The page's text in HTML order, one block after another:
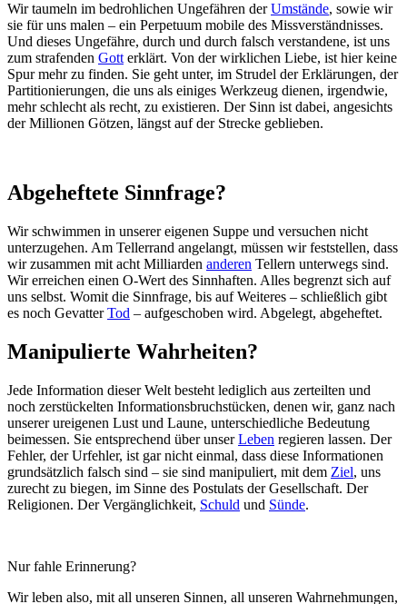
Wir taumeln im bedrohlichen Ungefähren derUmstände, sowie wir
sie für uns malen – ein Perpetuum mobile des Missverständnisses.
Und dieses Ungefähre, durch und durch falsch verstandene, ist uns
zum strafenden Gott erklärt. Von der wirklichen Liebe, ist hier keine
Spur mehr zu finden. Sie geht unter, im Strudel der Erklärungen, der
Partitionierungen, die uns als einiges Werkzeug dienen, irgendwie,
mehr schlecht als recht, zu existieren. Der Sinn ist dabei, angesichts
der Millionen Götzen, längst auf der Strecke geblieben.
Abgeheftete Sinnfrage?
Wir schwimmen in unserer eigenen Suppe und versuchen nicht
unterzugehen. Am Tellerrand angelangt, müssen wir feststellen, dass
wir zusammen mit acht Milliarden anderen Tellern unterwegs sind.
Wir erreichen einen O-Wert des Sinnhaften. Alles begrenzt sich auf
uns selbst. Womit die Sinnfrage, bis auf Weiteres – schließlich gibt
es noch GevatterTod – aufgeschoben wird. Abgelegt, abgeheftet.
Manipulierte Wahrheiten?
Jede Information dieser Welt besteht lediglich aus zerteilten und
noch zerstückelten Informationsbruchstücken, denen wir, ganz nach
unserer ureigenen Lust und Laune, unterschiedliche Bedeutung
beimessen. Sie entsprechend über unserLeben regieren lassen. Der
Fehler, der Urfehler, ist gar nicht einmal, dass diese Informationen
grundsätzlich falsch sind – sie sind manipuliert, mit dem Ziel, uns
zurecht zu biegen, im Sinne des Postulats der Gesellschaft. Der
Religionen. Der Vergänglichkeit, Schuld und Sünde.
Nur fahle Erinnerung?
Wir leben also, mit all unseren Sinnen, all unseren Wahrnehmungen,